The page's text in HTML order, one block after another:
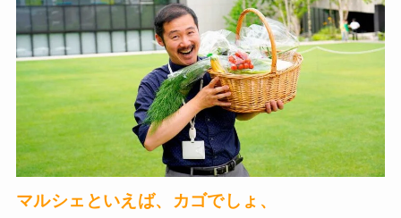
マルシェといえば、カゴでしょ、